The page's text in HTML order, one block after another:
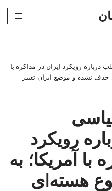
رویکرد ایران در مذاکره با
نشده و موضع ایران تغییر
رویکرد
با آمریکا؛ به
هسته‌ای